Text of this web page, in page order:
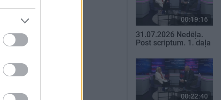
00:19:16
31.07.2026 Nedēļa.
Post scriptum. 1. daļa
00:22:40